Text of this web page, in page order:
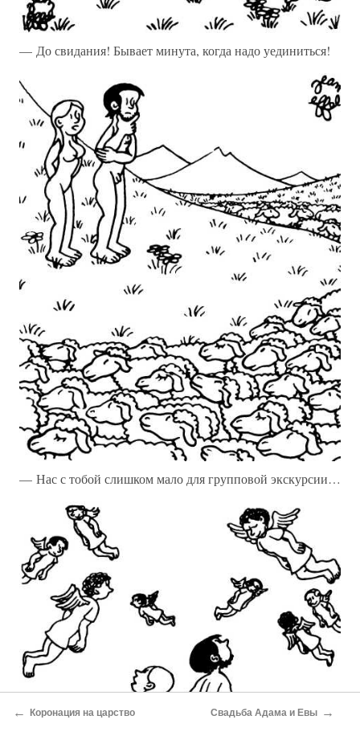
— До свидания! Бывает минута, когда надо уединиться!
— Нас с тобой слишком мало для групповой экскурсии…
← Коронация на царство Свадьба Адама и Евы →